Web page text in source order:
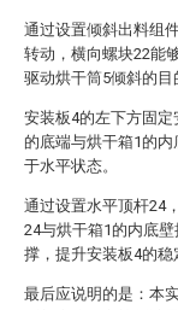
通过设置倾斜出料组
转动，横向螺块22能
驱动烘干筒5倾斜的目
安装板4的左下方固
的底端与烘干箱1的
于水平状态。
通过设置水平顶杆24
24与烘干箱1的内底
撑，提升安装板4的稳
最后应说明的是：本